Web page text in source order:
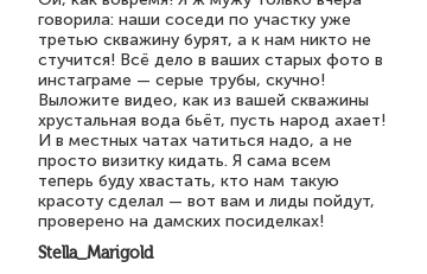
говорила: наши соседи по участку уже
третью скважину бурят, а к нам никто не
стучится! Всё дело в ваших старых фото в
инстаграме — серые трубы, скучно!
Выложите видео, как из вашей скважины
хрустальная вода бьёт, пусть народ ахает!
И в местных чатах чатиться надо, а не
просто визитку кидать. Я сама всем
теперь буду хвастать, кто нам такую
красоту сделал — вот вам и лиды пойдут,
проверено на дамских посиделках!
Stella_Marigold